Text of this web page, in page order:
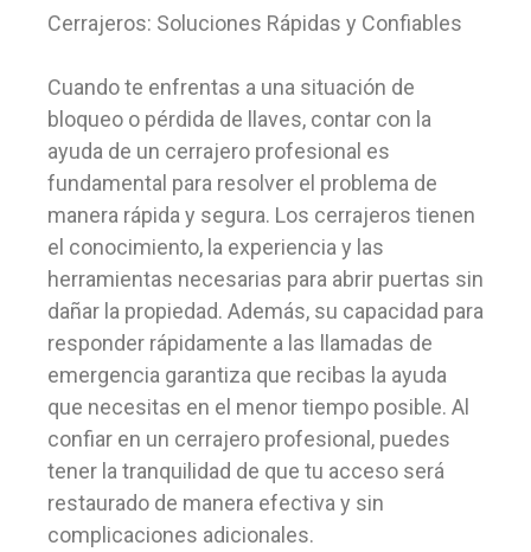
Cerrajeros: Soluciones Rápidas y Confiables
Cuando te enfrentas a una situación de
bloqueo o pérdida de llaves, contar con la
ayuda de un cerrajero profesional es
fundamental para resolver el problema de
manera rápida y segura. Los cerrajeros tienen
el conocimiento, la experiencia y las
herramientas necesarias para abrir puertas sin
dañar la propiedad. Además, su capacidad para
responder rápidamente a las llamadas de
emergencia garantiza que recibas la ayuda
que necesitas en el menor tiempo posible. Al
confiar en un cerrajero profesional, puedes
tener la tranquilidad de que tu acceso será
restaurado de manera efectiva y sin
complicaciones adicionales.